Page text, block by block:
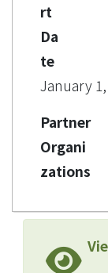
rt
Da
te
January 1,
Partner
Organi
zations